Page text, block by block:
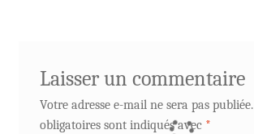
Laisser un commentaire
Votre adresse e-mail ne sera pas publiée.
obligatoires sont indiqués avec *